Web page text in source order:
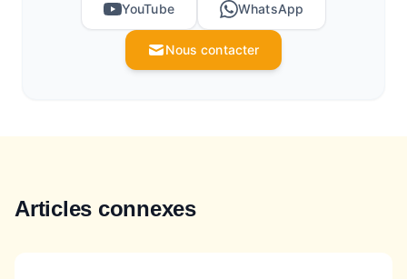
YouTube WhatsApp
Nous contacter
Articles connexes